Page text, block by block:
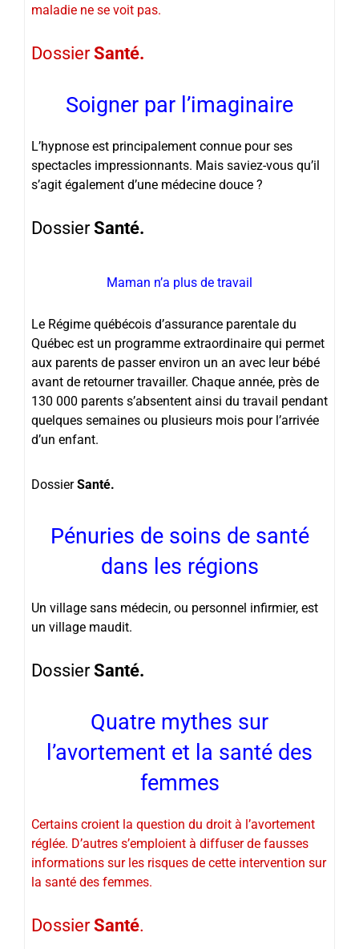
maladie ne se voit pas.
DossierSanté.
Soigner par l’imaginaire
L’hypnose est principalement connue pour ses
spectacles impressionnants. Mais saviez-vous qu’il
s’agit également d’une médecine douce ?
DossierSanté.
Maman n’a plus de travail
Le Régime québécois d’assurance parentale du
Québec est un programme extraordinaire qui permet
aux parents de passer environ un an avec leur bébé
avant de retourner travailler. Chaque année, près de
130 000 parents s’absentent ainsi du travail pendant
quelques semaines ou plusieurs mois pour l’arrivée
d’un enfant.
DossierSanté.
Pénuries de soins de santé
dans les régions
Un village sans médecin, ou personnel infirmier, est
un village maudit.
DossierSanté.
Quatre mythes sur
l’avortement et la santé des
femmes
Certains croient la question du droit à l’avortement
réglée. D’autres s’emploient à diffuser de fausses
informations sur les risques de cette intervention sur
la santé des femmes.
DossierSanté.